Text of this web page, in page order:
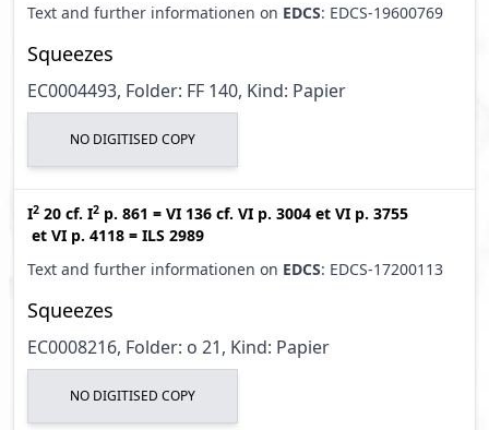
Text and further informationen on EDCS: EDCS-19600769
Squeezes
EC0004493, Folder: FF 140, Kind: Papier
NO DIGITISED COPY
I2 20 cf. I2 p. 861 = VI 136 cf. VI p. 3004 et VI p. 3755
et VI p. 4118 = ILS 2989
Text and further informationen on EDCS: EDCS-17200113
Squeezes
EC0008216, Folder: o 21, Kind: Papier
NO DIGITISED COPY